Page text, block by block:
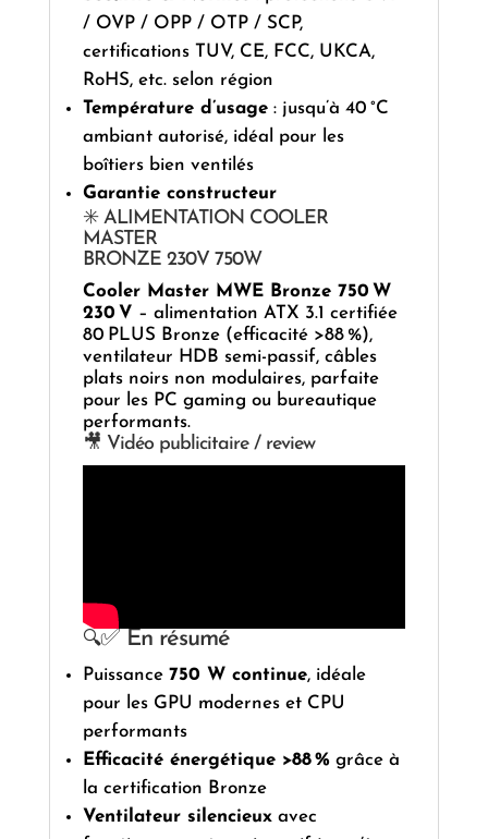
/ OVP / OPP / OTP / SCP,
certifications TUV, CE, FCC, UKCA,
RoHS, etc. selon région
Température d’usage: jusqu’à 40 °C
ambiant autorisé, idéal pour les
boîtiers bien ventilés
Garantie constructeur
✳️ ALIMENTATION COOLER
MASTER
BRONZE 230V 750W
Cooler Master MWE Bronze 750 W
230 V – alimentation ATX 3.1 certifiée
80 PLUS Bronze (efficacité >88 %),
ventilateur HDB semi-passif, câbles
plats noirs non modulaires, parfaite
pour les PC gaming ou bureautique
performants.
🎥 Vidéo publicitaire / review
🔍✅ En résumé
Puissance 750 W continue, idéale
pour les GPU modernes et CPU
performants
Efficacité énergétique >88 %grâce à
la certification Bronze
Ventilateur silencieuxavec